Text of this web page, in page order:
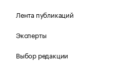
Лента публикаций
Эксперты
Выбор редакции